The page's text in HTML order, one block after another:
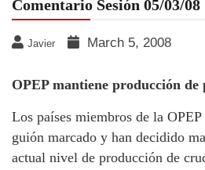
Comentario Sesión 05/03/08
Javier March 5, 2008
OPEP mantiene producción de
Los países miembros de la
guión marcado y han decidido
actual nivel de producción de